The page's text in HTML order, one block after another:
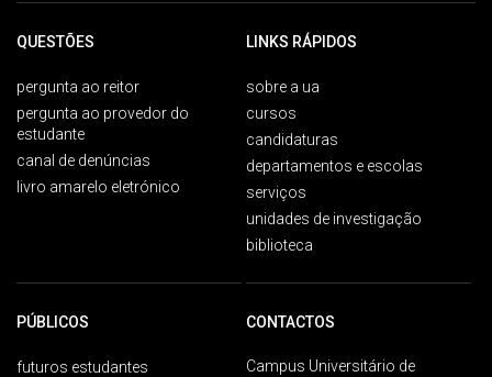
QUESTÕES
pergunta ao reitor
pergunta ao provedor do
estudante
canal de denúncias
livro amarelo eletrónico
LINKS RÁPIDOS
sobre a ua
cursos
candidaturas
departamentos e escolas
serviços
unidades de investigação
biblioteca
PÚBLICOS
futuros estudantes
CONTACTOS
Campus Universitário de